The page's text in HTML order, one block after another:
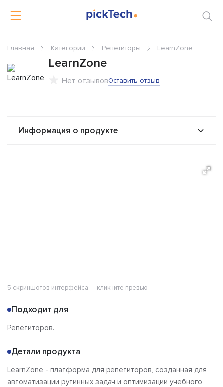
Главная Категории Репетиторы LearnZone
LearnZone
Нет отзывовОставить отзыв
Информация о продукте
5 скриншотов интерфейса — кликните превью
Подходит для
Репетиторов.
Детали продукта
LearnZone - платформа для репетиторов, созданная для
автоматизации рутинных задач и оптимизации учебного